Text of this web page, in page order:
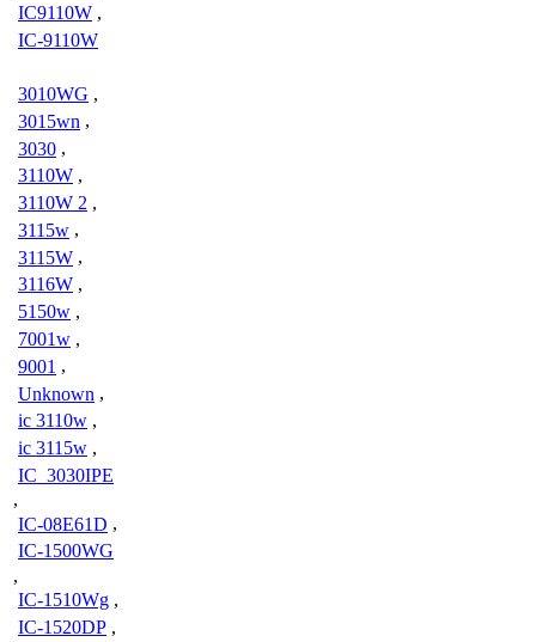
IC9110W ,
IC-9110W
3010WG ,
3015wn ,
3030 ,
3110W ,
3110W 2 ,
3115w ,
3115W ,
3116W ,
5150w ,
7001w ,
9001 ,
Unknown ,
ic 3110w ,
ic 3115w ,
IC_3030IPE
,
IC-08E61D ,
IC-1500WG
,
IC-1510Wg ,
IC-1520DP ,